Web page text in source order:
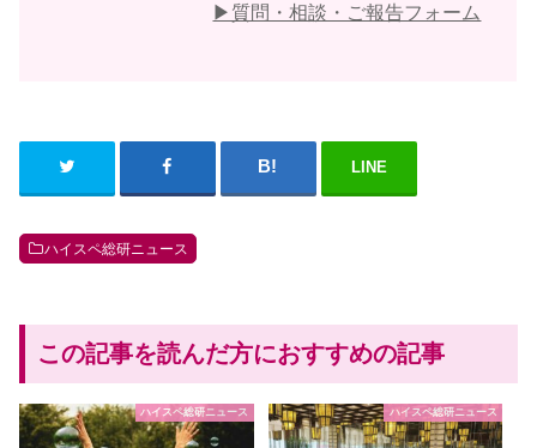
▶︎質問・相談・ご報告フォーム
LINE
ハイスペ総研ニュース
この記事を読んだ方におすすめの記事
ハイスペ総研ニュース ハイスペ総研ニュース